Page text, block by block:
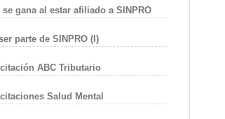
se gana al estar afiliado a SINPRO
parte de SINPRO (I)
ABC Tributario
Salud Mental